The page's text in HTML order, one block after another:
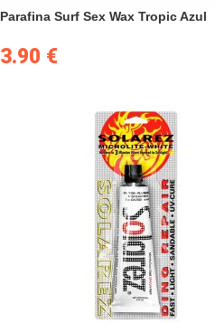
Parafina Surf Sex Wax Tropic Azul
3.90 €